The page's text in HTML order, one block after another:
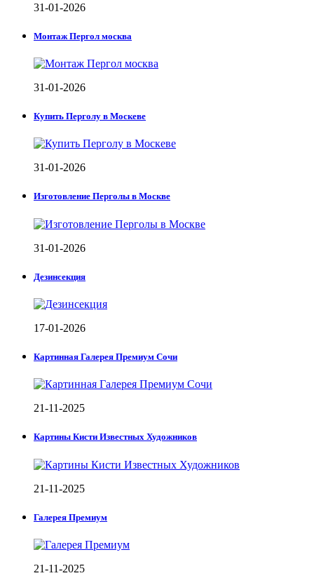
31-01-2026
Монтаж Пергол москва
31-01-2026
Купить Перголу в Москеве
31-01-2026
Изготовление Перголы в Москве
31-01-2026
Дезинсекция
17-01-2026
Картинная Галерея Премиум Сочи
21-11-2025
Картины Кисти Известных Художников
21-11-2025
Галерея Премиум
21-11-2025